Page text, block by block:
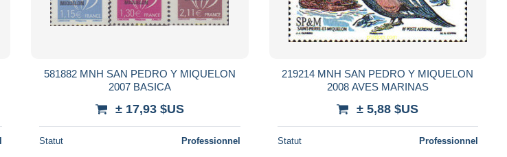
581882 MNH SAN PEDRO Y MIQUELON
2007 BASICA
± 17,93 $US
Statut Professionnel
219214 MNH SAN PEDRO Y MIQUELON
2008 AVES MARINAS
± 5,88 $US
Statut Professionnel